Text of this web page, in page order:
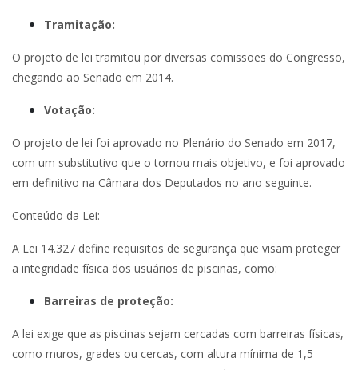
Tramitação:
O projeto de lei tramitou por diversas comissões do Congresso,
chegando ao Senado em 2014.
Votação:
O projeto de lei foi aprovado no Plenário do Senado em 2017,
com um substitutivo que o tornou mais objetivo, e foi aprovado
em definitivo na Câmara dos Deputados no ano seguinte.
Conteúdo da Lei:
A Lei 14.327 define requisitos de segurança que visam proteger
a integridade física dos usuários de piscinas, como:
Barreiras de proteção:
A lei exige que as piscinas sejam cercadas com barreiras físicas,
como muros, grades ou cercas, com altura mínima de 1,5